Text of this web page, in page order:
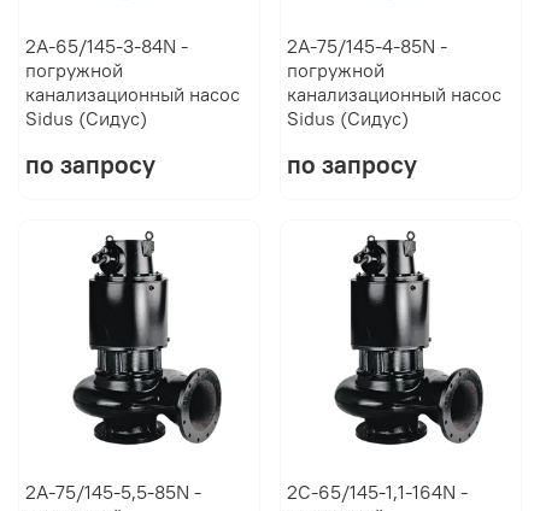
2А-65/145-3-84N -
погружной
канализационный насос
Sidus (Сидус)
по запросу
2А-75/145-4-85N -
погружной
канализационный насос
Sidus (Сидус)
по запросу
2А-75/145-5,5-85N -
2C-65/145-1,1-164N -